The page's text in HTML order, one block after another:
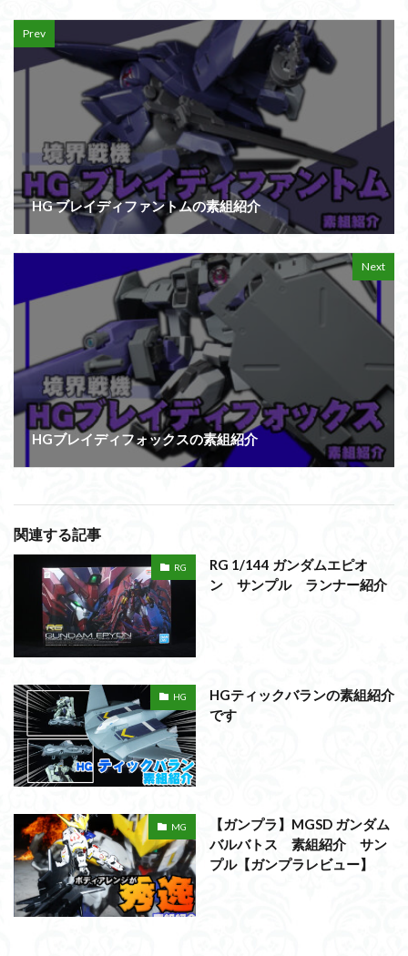
Prev
HG ブレイディファントムの素組紹介
Next
HGブレイディフォックスの素組紹介
関連する記事
RG
RG 1/144 ガンダムエピオ
ン サンプル ランナー紹介
HG
HGティックバランの素組紹介
です
MG
【ガンプラ】MGSD ガンダム
バルバトス 素組紹介 サン
プル【ガンプラレビュー】